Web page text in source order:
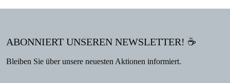
ABONNIERT UNSEREN NEWSLETTER! ☕
Bleiben Sie über unsere neuesten Aktionen informiert.